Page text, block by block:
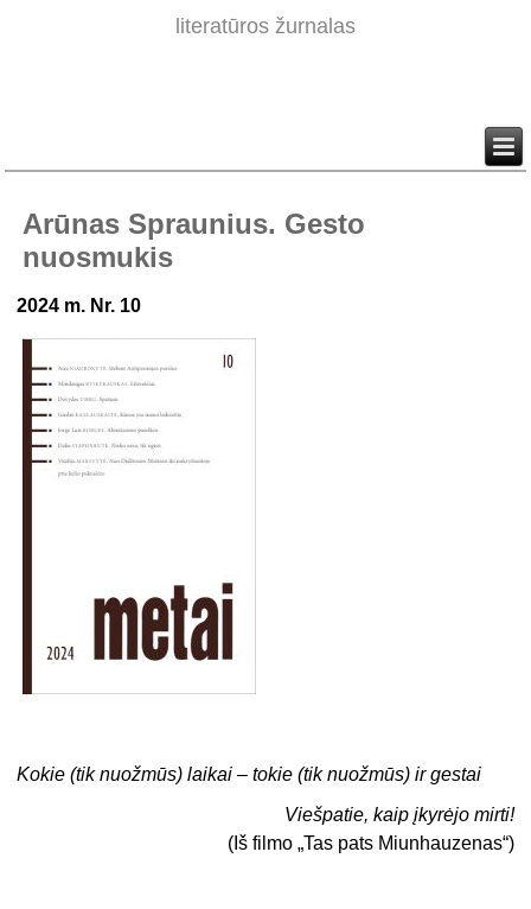
literatūros žurnalas
Arūnas Spraunius. Gesto
nuosmukis
2024 m. Nr. 10
Kokie (tik nuožmūs) laikai – tokie (tik nuožmūs) ir gestai
Viešpatie, kaip įkyrėjo mirti!
(Iš filmo „Tas pats Miunhauzenas“)